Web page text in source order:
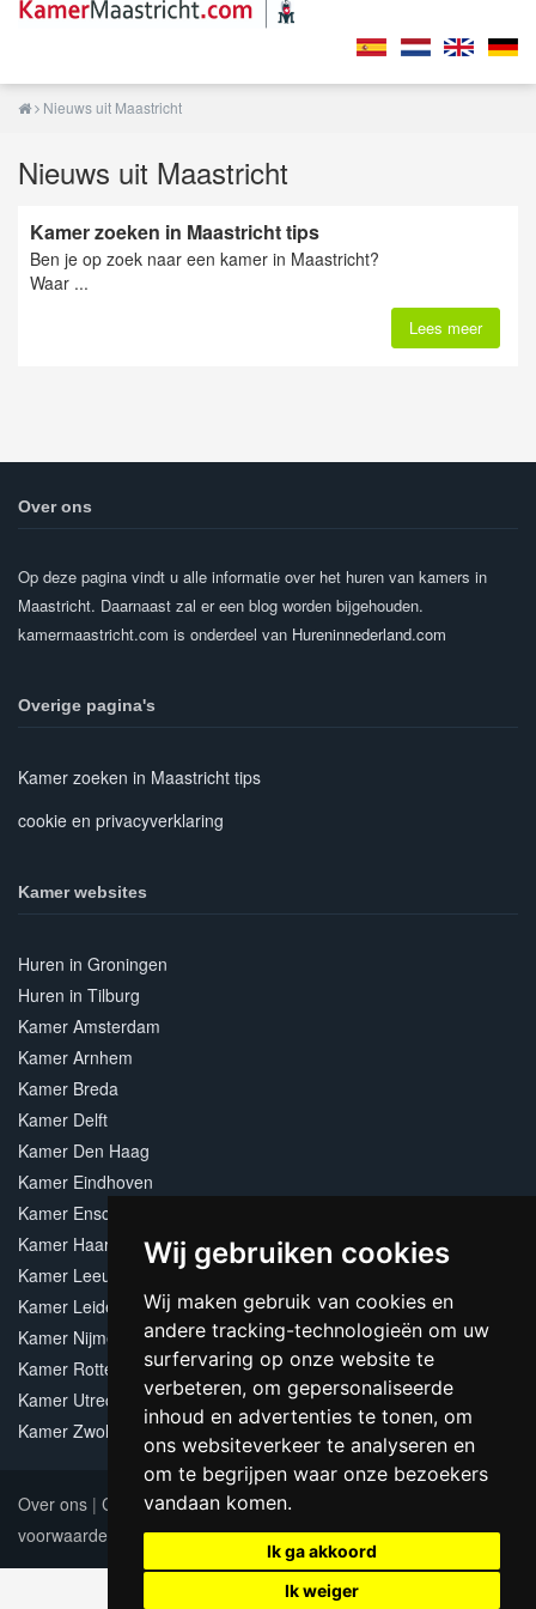
Wij gebruiken cookies
Wij maken gebruik van cookies en
andere tracking-technologieën om uw
surfervaring op onze website te
verbeteren, om gepersonaliseerde
inhoud en advertenties te tonen, om
ons websiteverkeer te analyseren en
om te begrijpen waar onze bezoekers
vandaan komen.
Ik ga akkoord
Ik weiger
Nieuws uit Maastricht
Nieuws uit Maastricht
Kamer zoeken in Maastricht tips
Ben je op zoek naar een kamer in Maastricht?
Waar ...
Lees meer
Over ons
Op deze pagina vindt u alle informatie over het huren van kamers in
Maastricht. Daarnaast zal er een blog worden bijgehouden.
kamermaastricht.com is onderdeel van Hureninnederland.com
Overige pagina's
Kamer zoeken in Maastricht tips
cookie en privacyverklaring
Kamer websites
Huren in Groningen
Huren in Tilburg
Kamer Amsterdam
Kamer Arnhem
Kamer Breda
Kamer Delft
Kamer Den Haag
Kamer Eindhoven
Kamer Enschede
Kamer Haarlem
Kamer Leeuwarden
Kamer Leiden
Kamer Nijmegen
Kamer Rotterdam
Kamer Utrecht
Kamer Zwolle
Over ons | Contact|Adverteren|Sitemap
voorwaarden
Update cookies preferences